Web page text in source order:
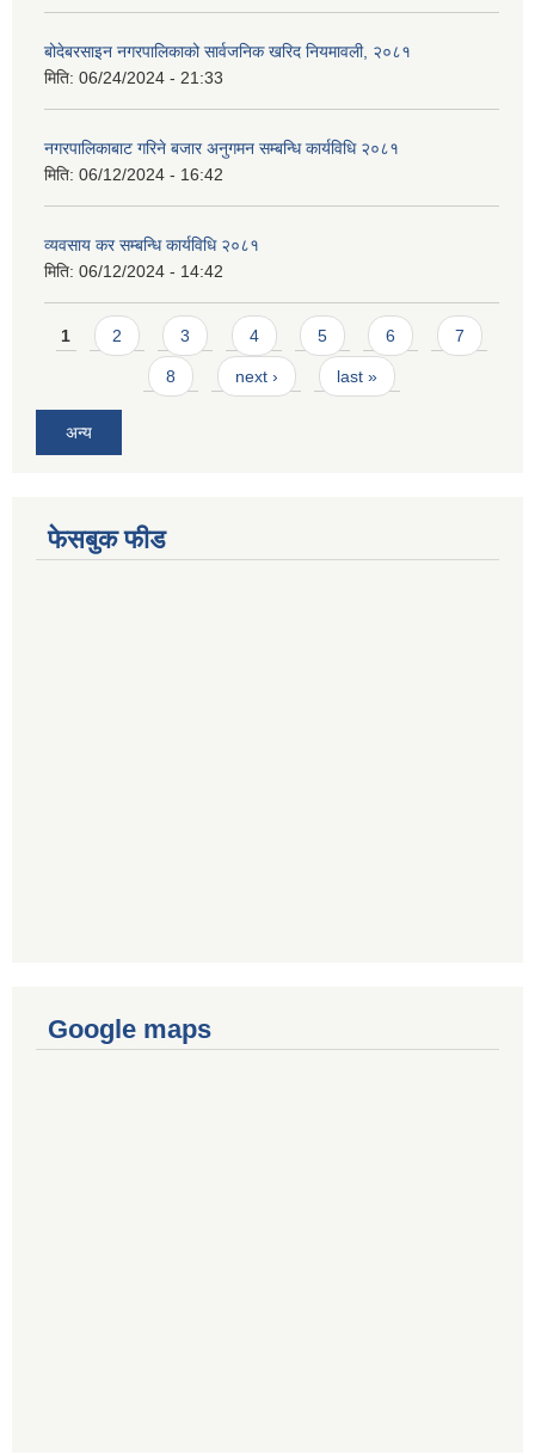
बोदेबरसाइन नगरपालिकाको सार्वजनिक खरिद नियमावली, २०८१
मिति: 06/24/2024 - 21:33
नगरपालिकाबाट गरिने बजार अनुगमन सम्बन्धि कार्यविधि २०८१
मिति: 06/12/2024 - 16:42
व्यवसाय कर सम्बन्धि कार्यविधि २०८१
मिति: 06/12/2024 - 14:42
Pages
1 2 3 4 5 6 7
8 next › last »
अन्य
फेसबुक फीड
Google maps